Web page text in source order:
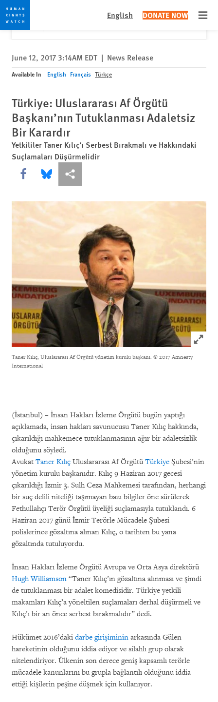
Skip
to
cookie
privacy
notice
Skip
to
main
content
English DONATE NOW
Would you like to read this page in English?
Yes
✕
June 12, 2017 3:14AM EDT | News Release
Available In English Français Türkçe
Türkiye: Uluslararası Af Örgütü
Başkanı’nın Tutuklanması Adaletsiz
Bir Karardır
Yetkililer Taner Kılıç’ı Serbest Bırakmalı ve Hakkındaki
Suçlamaları Düşürmelidir
Share this via Facebook
Share this via Bluesky
More sharing options
Click to
Taner Kılıç, Uluslararası Af Örgütü yönetim kurulu başkanı. © 2017 Amnesty
International
(İstanbul) – İnsan Hakları İzleme Örgütü bugün yaptığı
açıklamada, insan hakları savunucusu Taner Kılıç hakkında,
çıkarıldığı mahkemece tutuklanmasının ağır bir adaletsizlik
olduğunu söyledi.
Avukat Taner Kılıç Uluslararası Af Örgütü Türkiye Şubesi’nin
yönetim kurulu başkanıdır. Kılıç 9 Haziran 2017 gecesi
çıkarıldığı İzmir 3. Sulh Ceza Mahkemesi tarafından, herhangi
bir suç delili niteliği taşımayan bazı bilgiler öne sürülerek
Fethullahçı Terör Örgütü üyeliği suçlamasıyla tutuklandı. 6
Haziran 2017 günü İzmir Terörle Mücadele Şubesi
polislerince gözaltına alınan Kılıç, o tarihten bu yana
gözaltında tutuluyordu.
İnsan Hakları İzleme Örgütü Avrupa ve Orta Asya direktörü
Hugh Williamson “Taner Kılıç’ın gözaltına alınması ve şimdi
de tutuklanması bir adalet komedisidir. Türkiye yetkili
makamları Kılıç’a yöneltilen suçlamaları derhal düşürmeli ve
Kılıç’ı bir an önce serbest bırakmalıdır” dedi.
Hükümet 2016’daki darbe girişiminin arkasında Gülen
hareketinin olduğunu iddia ediyor ve silahlı grup olarak
nitelendiriyor. Ülkenin son derece geniş kapsamlı terörle
mücadele kanunlarını bu grupla bağlantılı olduğunu iddia
ettiği kişilerin peşine düşmek için kullanıyor.